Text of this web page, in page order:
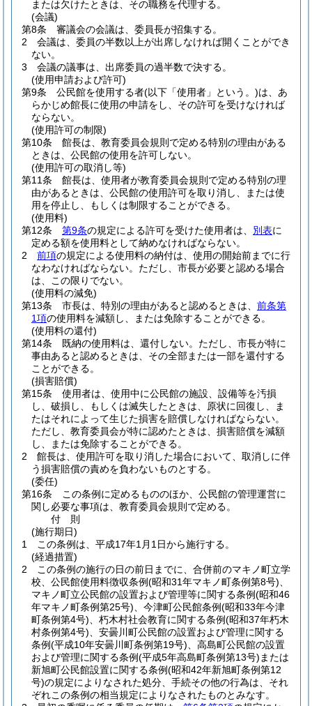
または欠けたときは、その職務を代理する。
(会議)
第8条
審議会の会議は、委員長が招集する。
2
会議は、委員の半数以上が出席しなければ開くことができ
ない。
3
会議の議事は、出席委員の過半数で決する。
(使用申請および許可)
第9条
公民館を使用する者(以下「使用者」という。)は、あ
らかじめ館長に使用の申請をし、その許可を受けなければ
ならない。
(使用許可の制限)
第10条
館長は、教育委員会規則で定める特別の理由がある
ときは、公民館の使用を許可しない。
(使用許可の取消し等)
第11条
館長は、使用者が教育委員会規則で定める特別の理
由があるときは、公民館の使用許可を取り消し、または使
用を停止し、もしくは制限することができる。
(使用料)
第12条
第9条の規定による許可を受けた使用者は、 別表に
定める額を使用料として納めなければならない。
2
前項の規定による使用料の納付は、使用の開始前までに行
なわなければならない。 ただし、市長が必要と認める場合
は、この限りでない。
(使用料の減免)
第13条
市長は、特別の理由があると認めるときは、 前条第
1項の使用料を減額し、または免除することができる。
(使用料の還付)
第14条
既納の使用料は、還付しない。 ただし、市長が特に
事由あると認めるときは、その全部または一部を還付する
ことができる。
(損害賠償)
第15条
使用者は、使用中に公民館の施設、設備等を汚損
し、破損し、もしくは滅失したときは、原状に回復し、ま
たはそれによって生じた損害を賠償しなければならない。
ただし、教育委員会が特に認めたときは、損害賠償を減額
し、または免除することができる。
2
館長は、使用許可を取り消した場合において、取消しに伴
う損害賠償の責めを負わないものとする。
(委任)
第16条
この条例に定めるもののほか、公民館の管理運営に
関し必要な事項は、教育委員会規則で定める。
付 則
(施行期日)
1
この条例は、平成17年1月1日から施行する。
(経過措置)
2
この条例の施行の日の前日までに、合併前のマキノ町立学
校、公民館使用料徴収条例(昭和31年マキノ町条例第8号)
マキノ町立公民館の設置および管理等に関する条例(昭和46
年マキノ町条例第25号) 、今津町公民館条例(昭和33年今津
町条例第4号) 、朽木村社会教育に関する条例(昭和37年朽木
村条例第4号) 、安曇川町公民館の設置および管理に関する
条例(平成10年安曇川町条例第19号) 、高島町公民館の設置
および管理に関する条例(平成5年高島町条例第13号) または
新旭町公民館設置に関する条例(昭和42年新旭町条例第12
号)の規定によりなされた処分、手続その他の行為は、それ
ぞれこの条例の相当規定によりなされたものとみなす。